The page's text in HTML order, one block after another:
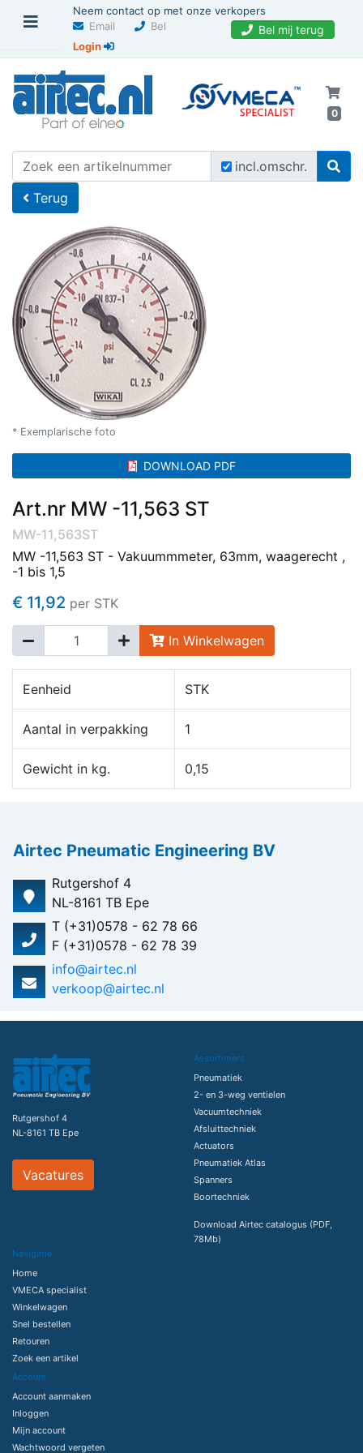
Neem contact op met onze verkopers
Email
Bel Bel mij terug
Login
0
incl.omschr.
U bevindt zich hier Home
Terug
* Exemplarische foto
DOWNLOAD PDF
Art.nr MW -11,563 ST
MW-11,563ST
MW -11,563 ST - Vakuummmeter, 63mm, waagerecht ,
-1 bis 1,5
€ 11,92 per STK
In Winkelwagen
Eenheid STK
Aantal in verpakking 1
Gewicht in kg. 0,15
Airtec Pneumatic Engineering BV
Rutgershof 4
NL-8161 TB Epe
T (+31)0578 - 62 78 66
F (+31)0578 - 62 78 39
info@airtec.nl
verkoop@airtec.nl
Rutgershof 4
NL-8161 TB Epe
Vacatures
Assortiment
Pneumatiek
2- en 3-weg ventielen
Vacuumtechniek
Afsluittechniek
Actuators
Pneumatiek Atlas
Spanners
Boortechniek
Download Airtec catalogus (PDF,
78Mb)
Navigatie
Home
VMECA specialist
Winkelwagen
Snel bestellen
Retouren
Zoek een artikel
Account
Account aanmaken
Inloggen
Mijn account
Wachtwoord vergeten